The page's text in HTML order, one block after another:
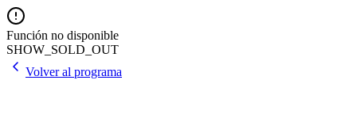
Función no disponible
SHOW_SOLD_OUT
Volver al programa